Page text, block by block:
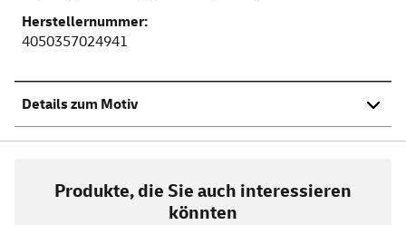
Herstellernummer:
4050357024941
Details zum Motiv
Produkte, die Sie auch interessieren
könnten